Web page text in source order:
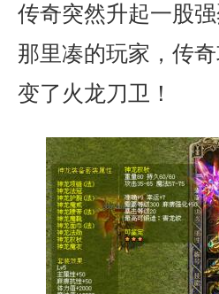
传奇突然升起一股
那里凑的玩家，传
变了火龙刀卫！